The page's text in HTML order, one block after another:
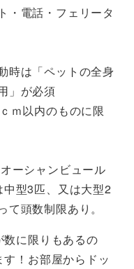
・電話・フェリータ
時は「ペットの全身
」が必須
ｍ以内のものに限
ーシャンビュール
型3匹、又は大型2
頭数制限あり。
に限りもあるの
！お部屋からドッ